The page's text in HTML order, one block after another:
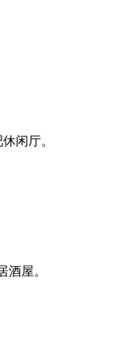
闲厅。
酒屋。